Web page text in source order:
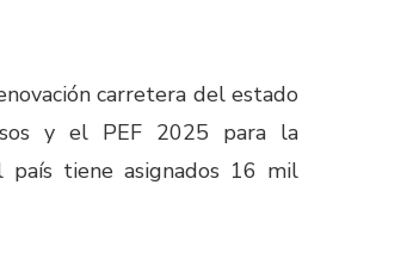
carretera del estado
y el PEF 2025 para la
tiene asignados 16 mil